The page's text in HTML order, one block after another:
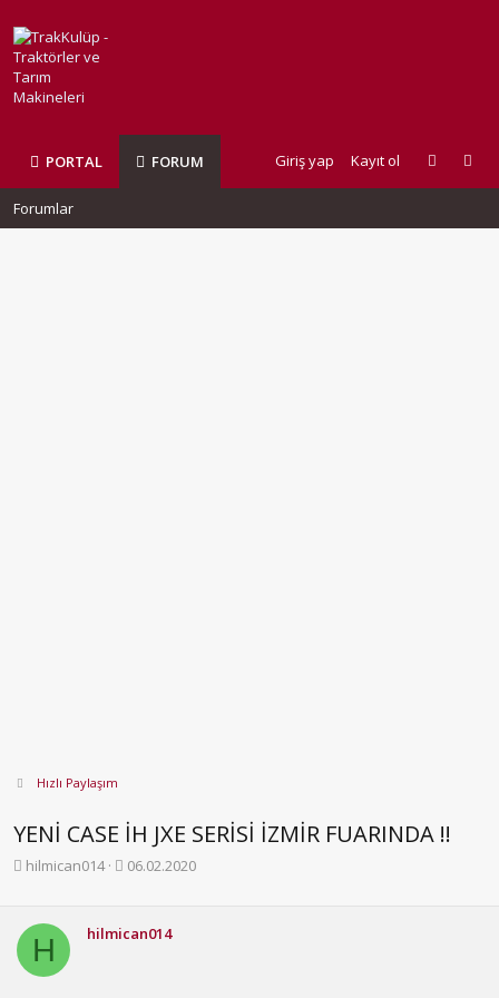
PORTAL FORUM Giriş yap Kayıt ol
Forumlar
Hızlı Paylaşım
YENİ CASE İH JXE SERİSİ İZMİR FUARINDA !!
K
b
y
hilmican014
B
a
06.02.2020
H hilmican014